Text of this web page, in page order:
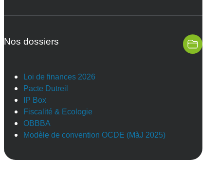
Nos dossiers
Loi de finances 2026
Pacte Dutreil
IP Box
Fiscalité & Ecologie
OBBBA
Modèle de convention OCDE (MàJ 2025)